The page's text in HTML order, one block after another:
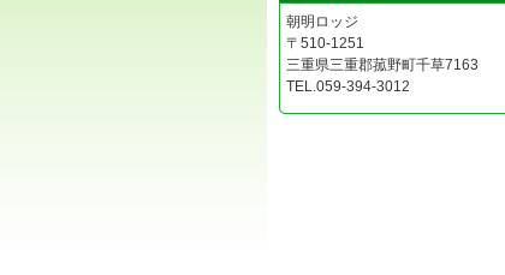
朝明ロッジ
〒510-1251
三重県三重郡菰野町千草7163
TEL.059-394-3012